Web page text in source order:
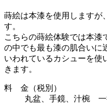
蒔絵は本漆を使用しますが
す。
こちらの蒔絵体験では本漆
の中でも最も漆の肌合いに
いわれているカシューを使
きます。
料 金（税別）
丸盆、手鏡、汁椀 一